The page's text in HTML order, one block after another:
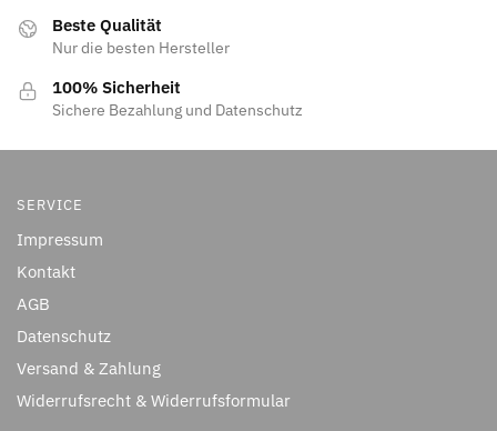
Beste Qualität
Nur die besten Hersteller
100% Sicherheit
Sichere Bezahlung und Datenschutz
SERVICE
Impressum
Kontakt
AGB
Datenschutz
Versand & Zahlung
Widerrufsrecht & Widerrufsformular